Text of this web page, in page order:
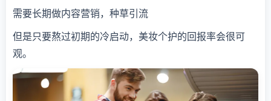
需要长期做内容营销，种草引流
但是只要熬过初期的冷启动，美妆个护的回报率会很可
观。